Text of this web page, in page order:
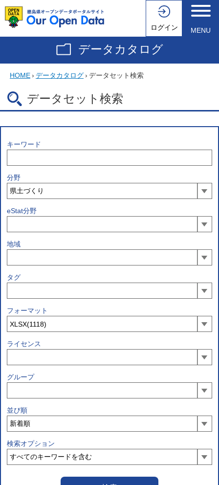
ログイン MENU
データカタログ
HOME› データカタログ› データセット検索
データセット検索
キーワード
分野
eStat分野
地域
タグ
フォーマット
ライセンス
グループ
並び順
検索オプション